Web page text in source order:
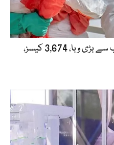
کانگو میں ایبولا کی تاریخ کی سب سے بڑی وبا، 3,674 کیسز،